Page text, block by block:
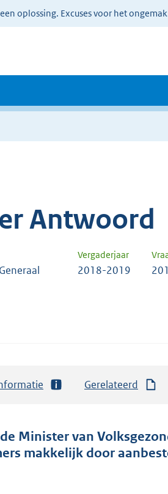
oplossing. Excuses voor het
Antwoord
Vergaderjaar
2018-2019
Gerelateerd
Minister van
makkelijk door